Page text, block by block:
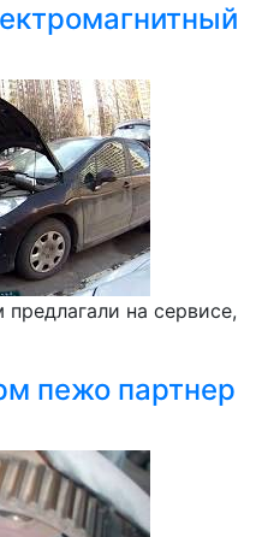
на сервисе,
пежо партнер